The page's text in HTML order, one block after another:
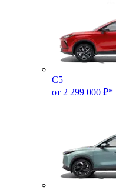
C5
от 2 299 000 ₽*